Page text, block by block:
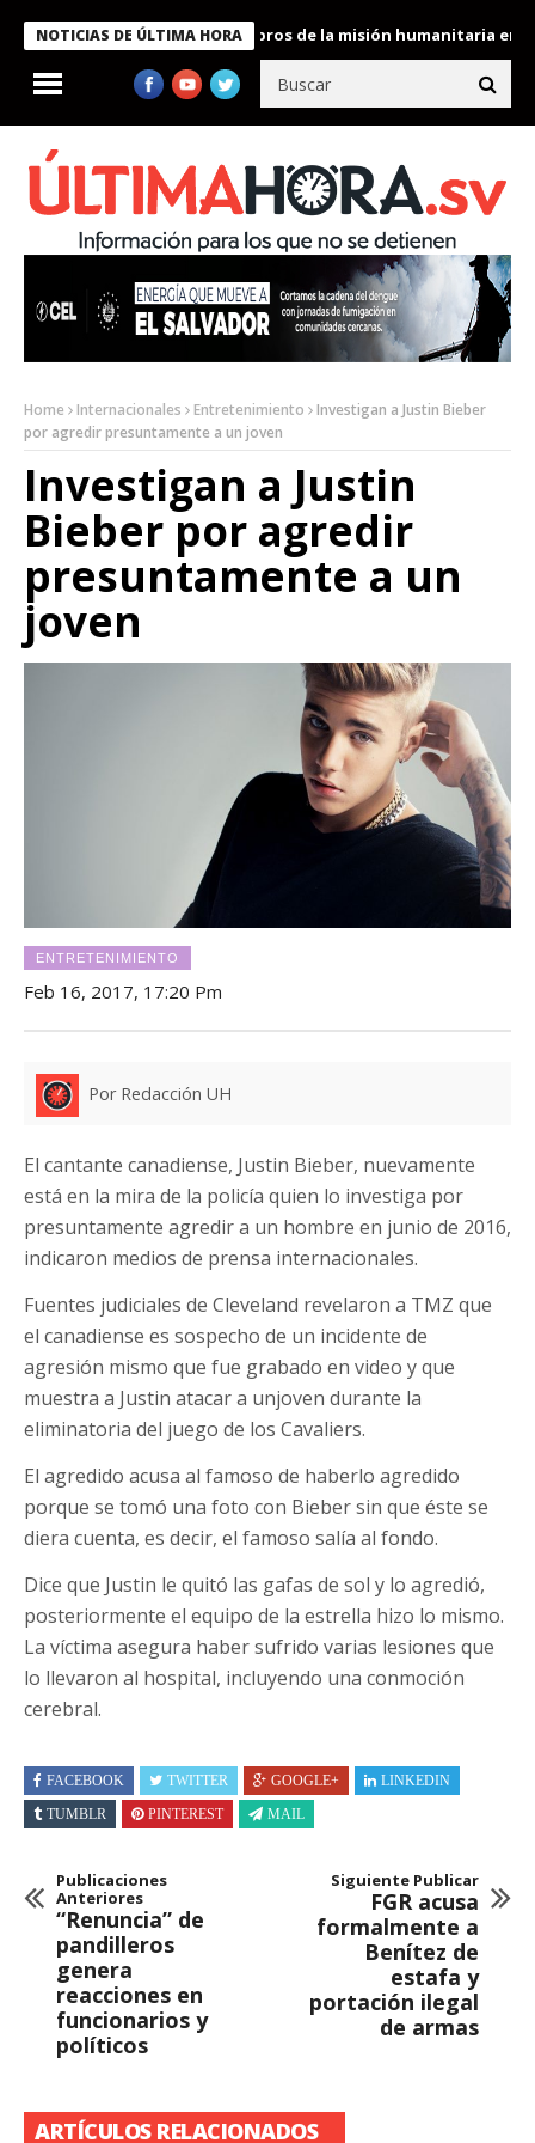
NOTICIAS DE ÚLTIMA HORA
Bukele condecora a miembros de la misión humanitaria enviada
Home Internacionales Entretenimiento
Investigan a Justin Bieber
por agredir presuntamente a un joven
Investigan a Justin
Bieber por agredir
presuntamente a un
joven
ENTRETENIMIENTO
Feb 16, 2017, 17:20 Pm
Por Redacción UH
El cantante canadiense, Justin Bieber, nuevamente
está en la mira de la policía quien lo investiga por
presuntamente agredir a un hombre en junio de 2016,
indicaron medios de prensa internacionales.
Fuentes judiciales de Cleveland revelaron a TMZ que
el canadiense es sospecho de un incidente de
agresión mismo que fue grabado en video y que
muestra a Justin atacar a unjoven durante la
eliminatoria del juego de los Cavaliers.
El agredido acusa al famoso de haberlo agredido
porque se tomó una foto con Bieber sin que éste se
diera cuenta, es decir, el famoso salía al fondo.
Dice que Justin le quitó las gafas de sol y lo agredió,
posteriormente el equipo de la estrella hizo lo mismo.
La víctima asegura haber sufrido varias lesiones que
lo llevaron al hospital, incluyendo una conmoción
cerebral.
FACEBOOK TWITTER GOOGLE+
LINKEDIN
TUMBLR
PINTEREST MAIL
Publicaciones
Anteriores
“Renuncia” de
pandilleros
genera
reacciones en
funcionarios y
políticos
Siguiente Publicar
FGR acusa
formalmente a
Benítez de
estafa y
portación ilegal
de armas
ARTÍCULOS RELACIONADOS